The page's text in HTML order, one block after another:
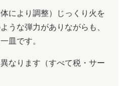
により調整）じっくり火を
うな弾力がありながらも、
皿です。
なります（すべて税・サー